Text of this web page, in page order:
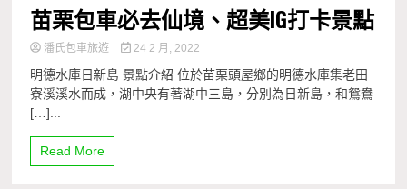
苗栗包車必去仙境、超美IG打卡景點
潘氏包車旅遊 24 2 月, 2022
明德水庫日新島 景點介紹 位於苗栗頭屋鄉的明德水庫集老田
寮溪溪水而成，湖中央有著湖中三島，分別為日新島，和鴛鴦
[…]...
Read More